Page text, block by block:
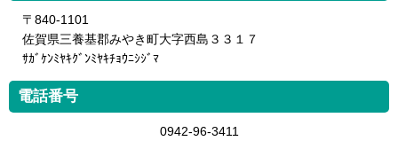
〒840-1101
佐賀県三養基郡みやき町大字西島３３１７
ｻｶﾞｹﾝﾐﾔｷｸﾞﾝﾐﾔｷﾁｮｳﾆｼｼﾞﾏ
電話番号
0942-96-3411